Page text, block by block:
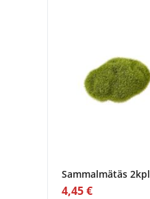
Sammalmätäs 2kpl
4,45 €